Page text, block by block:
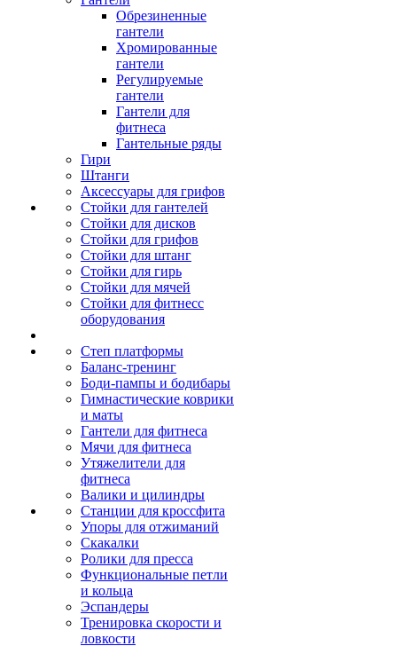
Обрезиненные
гантели
Хромированные
гантели
Регулируемые
гантели
Гантели для
фитнеса
Гантельные ряды
Гири
Штанги
Аксессуары для грифов
Стойки для гантелей
Стойки для дисков
Стойки для грифов
Стойки для штанг
Стойки для гирь
Стойки для мячей
Стойки для фитнесс
оборудования
Степ платформы
Баланс-тренинг
Боди-пампы и бодибары
Гимнастические коврики
и маты
Гантели для фитнеса
Мячи для фитнеса
Утяжелители для
фитнеса
Валики и цилиндры
Станции для кроссфита
Упоры для отжиманий
Скакалки
Ролики для пресса
Функциональные петли
и кольца
Эспандеры
Тренировка скорости и
ловкости